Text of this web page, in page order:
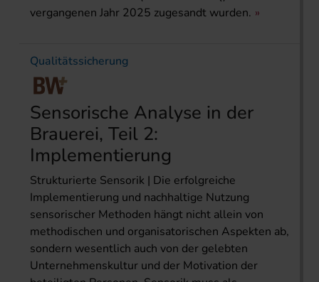
vergangenen Jahr 2025 zugesandt wurden.
Qualitätssicherung
Sensorische Analyse in der
Brauerei, Teil 2:
Implementierung
Strukturierte Sensorik | Die erfolgreiche
Implementierung und nachhaltige Nutzung
sensorischer Methoden hängt nicht allein von
methodischen und organisatorischen Aspekten ab,
sondern wesentlich auch von der gelebten
Unternehmenskultur und der Motivation der